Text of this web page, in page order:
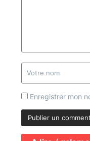
Enregistrer mon